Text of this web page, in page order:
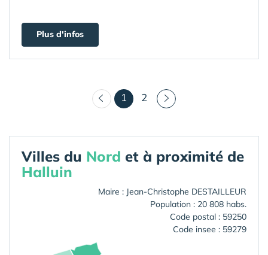
Plus d'infos
1 (courant)
2
Villes du Nord et à proximité de
Halluin
Maire : Jean-Christophe DESTAILLEUR
Population : 20 808 habs.
Code postal : 59250
Code insee : 59279